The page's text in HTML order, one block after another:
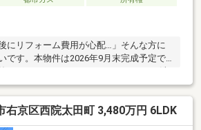
にリフォーム費用が心配…」そんな方に
です。本物件は2026年9月末完成予定で
。システムキッチンやユニットバス、洗
器などの水回りを新調し、クロスや床、
急「上桂」駅徒歩10分、生活施設も徒歩
やすさと暮らしやすさを両立。・システ
・トイレ・給湯器を新調予定・全室クロ
右京区西院太田町 3,480万円 6LDK